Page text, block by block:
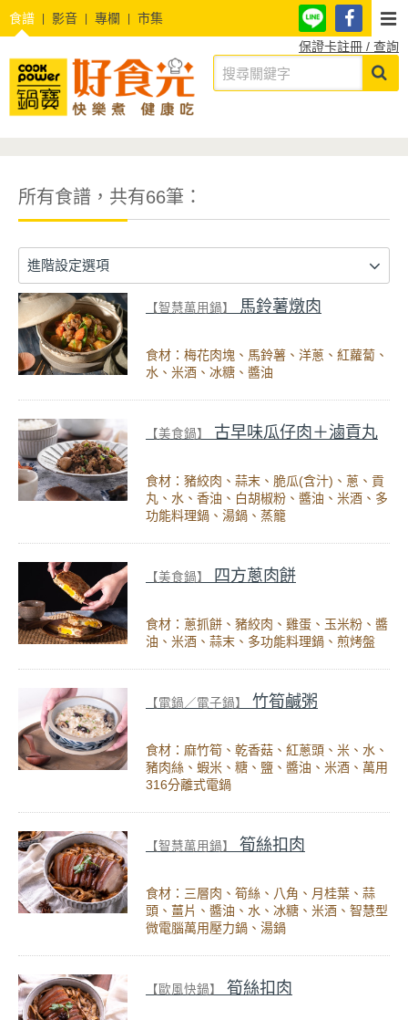
食譜 影音 專欄
市集
保證卡註冊 / 查詢
所有食譜，共有66筆：
進階設定選項
【智慧萬用鍋】 馬鈴薯燉肉
食材：梅花肉塊、馬鈴薯、洋蔥、紅蘿蔔、
水、米酒、冰糖、醬油
【美食鍋】 古早味瓜仔肉＋滷貢丸
食材：豬絞肉、蒜末、脆瓜(含汁)、蔥、貢
丸、水、香油、白胡椒粉、醬油、米酒、多
功能料理鍋、湯鍋、蒸籠
【美食鍋】 四方蔥肉餅
食材：蔥抓餅、豬絞肉、雞蛋、玉米粉、醬
油、米酒、蒜末、多功能料理鍋、煎烤盤
【電鍋／電子鍋】 竹筍鹹粥
食材：麻竹筍、乾香菇、紅蔥頭、米、水、
豬肉絲、蝦米、糖、鹽、醬油、米酒、萬用
316分離式電鍋
【智慧萬用鍋】 筍絲扣肉
食材：三層肉、筍絲、八角、月桂葉、蒜
頭、薑片、醬油、水、冰糖、米酒、智慧型
微電腦萬用壓力鍋、湯鍋
【歐風快鍋】 筍絲扣肉